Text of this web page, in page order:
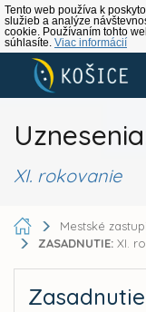
Tento web používa k
služieb a analýze
cookie. Používaním tohto
súhlasíte. Viac informácií
XI. rokovanie
Mestské
ZASADNUTIE: XI.
Zasadnutie